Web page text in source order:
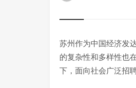
苏州作为中国经济发
的复杂性和多样性也
下，面向社会广泛招